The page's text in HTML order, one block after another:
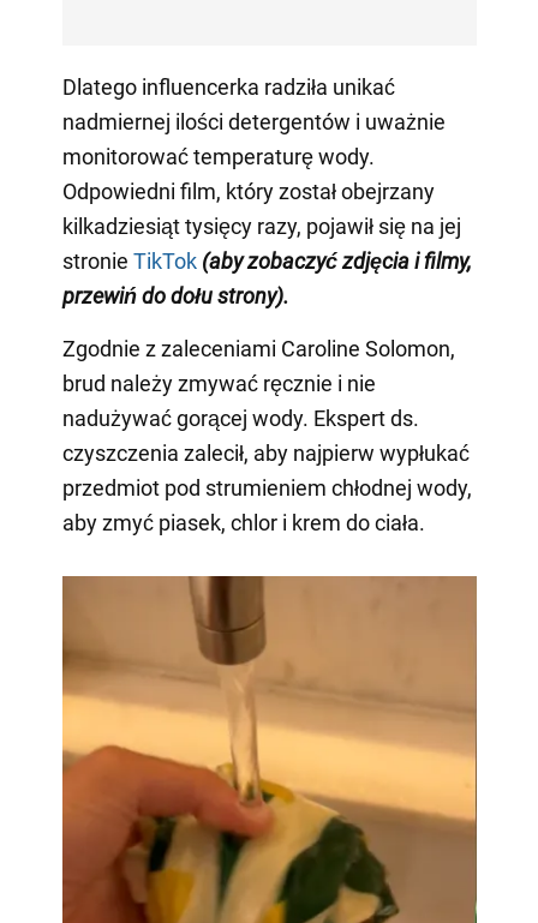
Dlatego influencerka radziła unikać
nadmiernej ilości detergentów i uważnie
monitorować temperaturę wody.
Odpowiedni film, który został obejrzany
kilkadziesiąt tysięcy razy, pojawił się na jej
stronie TikTok (aby zobaczyć zdjęcia i filmy,
przewiń do dołu strony).
Zgodnie z zaleceniami Caroline Solomon,
brud należy zmywać ręcznie i nie
nadużywać gorącej wody. Ekspert ds.
czyszczenia zalecił, aby najpierw wypłukać
przedmiot pod strumieniem chłodnej wody,
aby zmyć piasek, chlor i krem do ciała.